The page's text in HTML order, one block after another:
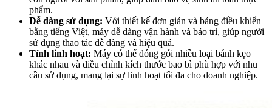
phẩm.
Dễ dàng sử dụng: Với thiết kế đơn giản và bảng điều khiển
bằng tiếng Việt, máy dễ dàng vận hành và bảo trì, giúp người
sử dụng thao tác dễ dàng và hiệu quả.
Tính linh hoạt: Máy có thể đóng gói nhiều loại bánh kẹo
khác nhau và điều chỉnh kích thước bao bì phù hợp với nhu
cầu sử dụng, mang lại sự linh hoạt tối đa cho doanh nghiệp.